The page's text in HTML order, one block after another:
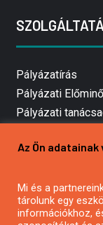
Pályázatírás
Pályázati
Pályázati
Mezőgazdasági
Pályázatírás
Pályázatírás
Az Ön
Mi és a
tárolunk egy
információkhoz,